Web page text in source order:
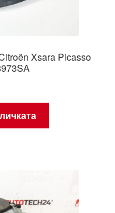
Xsara Picasso